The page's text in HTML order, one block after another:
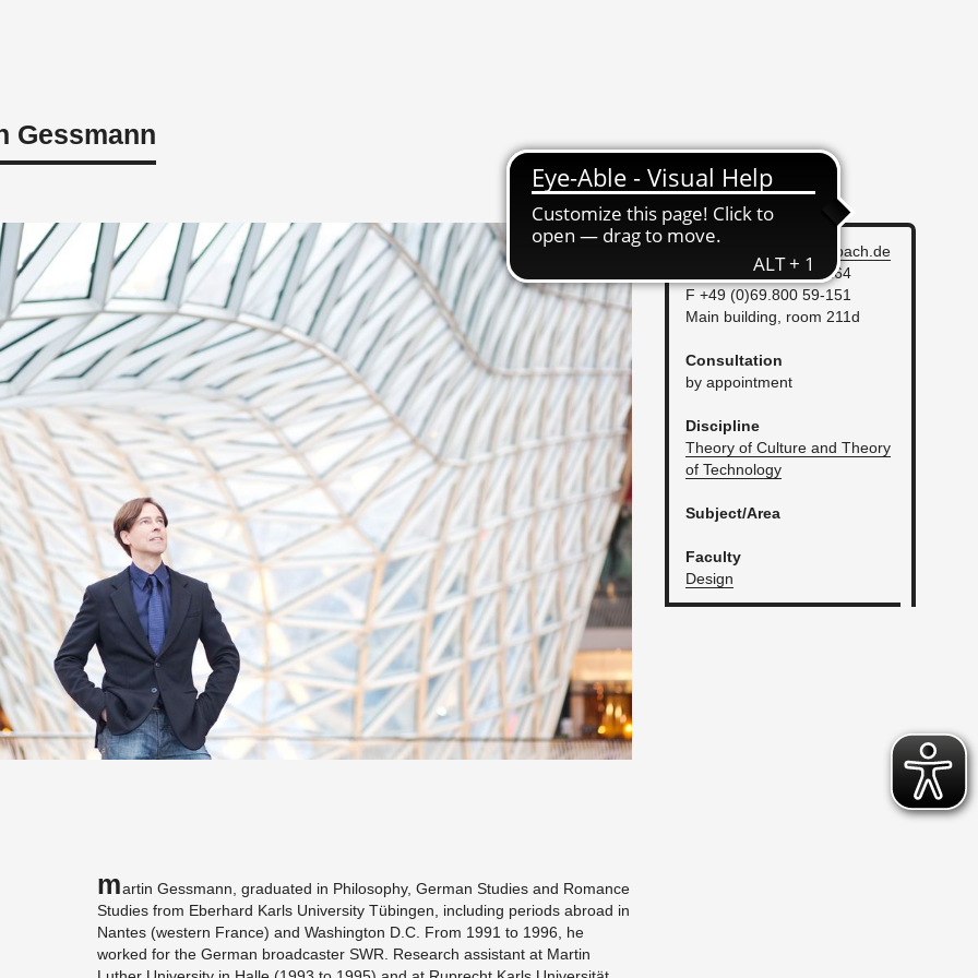
Gessmann
gessmann@​hfg-​offenbach.​de
T +49 (0)69.800 59-164
F +49 (0)69.800 59-151
Main build­ing, room 211d
Con­sul­ta­tion
by ap­point­ment
Dis­ci­pline
The­ory of Cul­ture and The­ory
of Tech­nol­ogy
Sub­ject/Area
Fac­ulty
De­sign
Mar­tin Gess­mann, grad­u­ated in Phi­los­o­phy, Ger­man Stud­ies and Ro­mance
Stud­ies from Eber­hard Karls Uni­ver­sity Tübin­gen, in­clud­ing pe­ri­ods abroad in
Nantes (west­ern France) and Wash­ing­ton D.C. From 1991 to 1996, he
worked for the Ger­man broad­caster SWR. Re­search as­sis­tant at Mar­tin